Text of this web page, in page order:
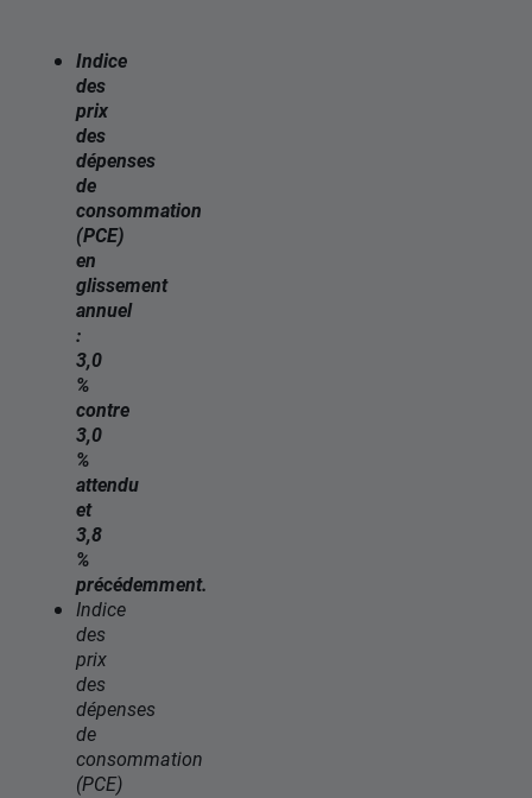
Indice
des
prix
des
dépenses
de
consommation
(PCE)
en
glissement
annuel
:
3,0
%
contre
3,0
%
attendu
et
3,8
%
précédemment.
Indice
des
prix
des
dépenses
de
consommation
(PCE)